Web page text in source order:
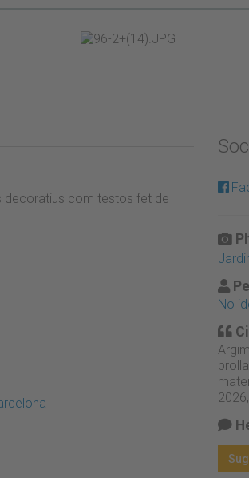
decoratius com testos fet de
No
2026,